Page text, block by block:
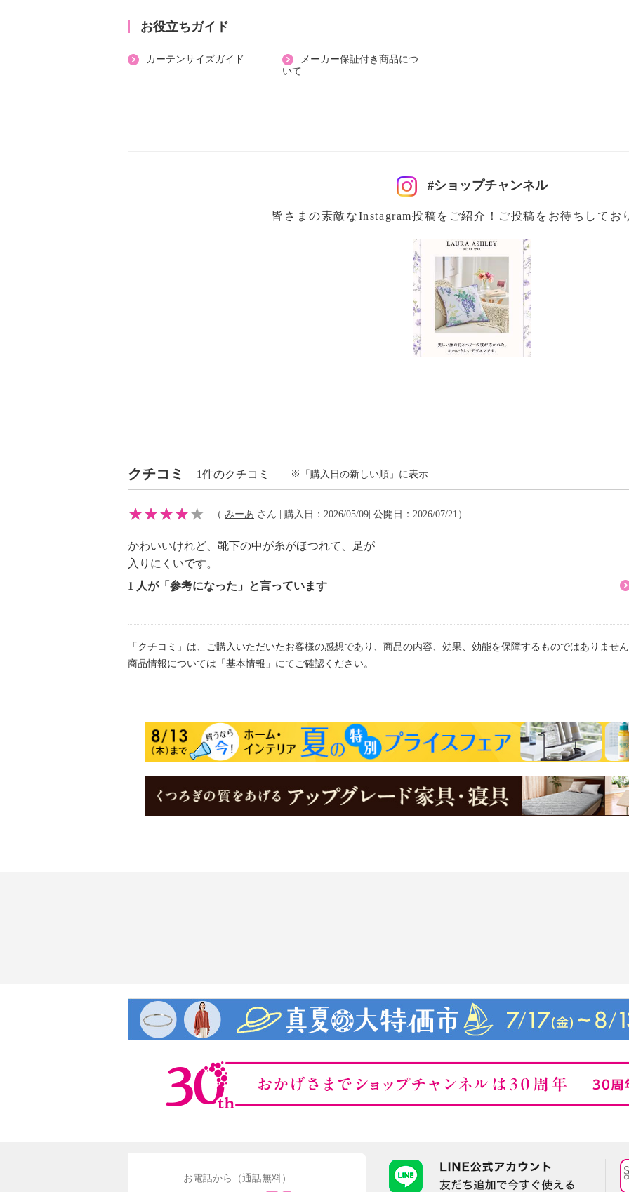
ウレタン
ン
お役立ちガイド
カーテンサイズガイド
メーカー保証付き商品につ
いて
#ショップチャンネル
皆さまの素敵なInstagram投稿をご紹介！ご投稿をお待ちしてお
クチコミ 1件のクチコミ ※「購入日の新しい順」に表示
（ みーあ さん | 購入日：2026/05/09| 公開日：2026/07/21）
かわいいけれど、靴下の中が糸がほつれて、足が
入りにくいです。
1 人が「参考になった」と言っています
「クチコミ」は、ご購入いただいたお客様の感想であり、商品の内容、効果、効能を保障するものではありませ
商品情報については「基本情報」にてご確認ください。
お電話から（通話無料）